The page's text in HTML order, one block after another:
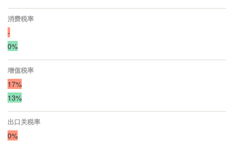
消费税率
-
0%
增值税率
17%
13%
出口关税率
0%